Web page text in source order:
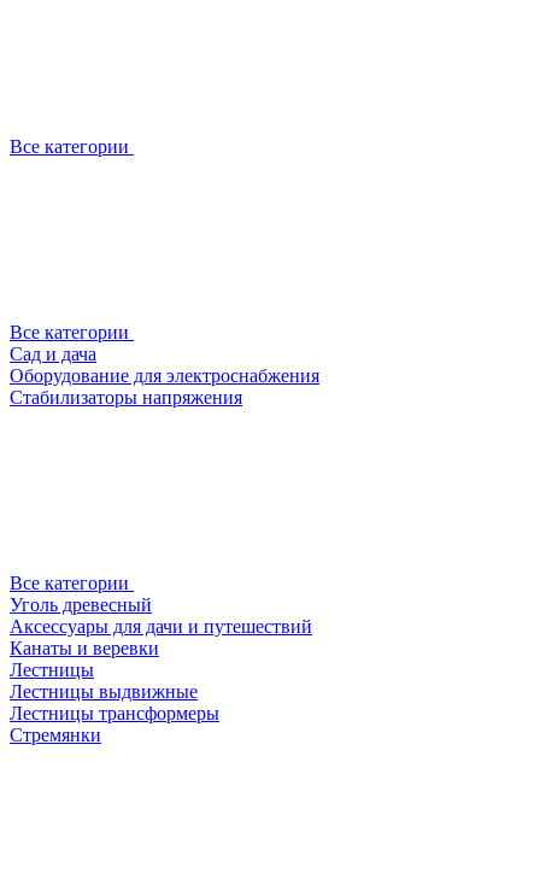
Все категории
Все категории
Сад и дача
Оборудование для электроснабжения
Стабилизаторы напряжения
Все категории
Уголь древесный
Аксессуары для дачи и путешествий
Канаты и веревки
Лестницы
Лестницы выдвижные
Лестницы трансформеры
Стремянки